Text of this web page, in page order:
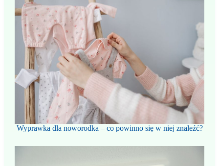
Wyprawka dla noworodka – co powinno się w niej znaleźć?